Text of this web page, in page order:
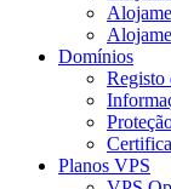
Domínios
Registo
Planos VPS